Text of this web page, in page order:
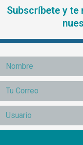
Subscríbete y